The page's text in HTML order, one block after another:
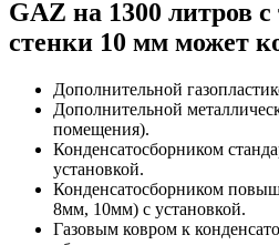
GAZ на 1300 литров
стенки 10 мм может
Дополнительной
Дополнительной
помещения).
Конденсатосборником
установкой.
Конденсатосборником
8мм, 10мм) с установкой.
Газовым ковром к